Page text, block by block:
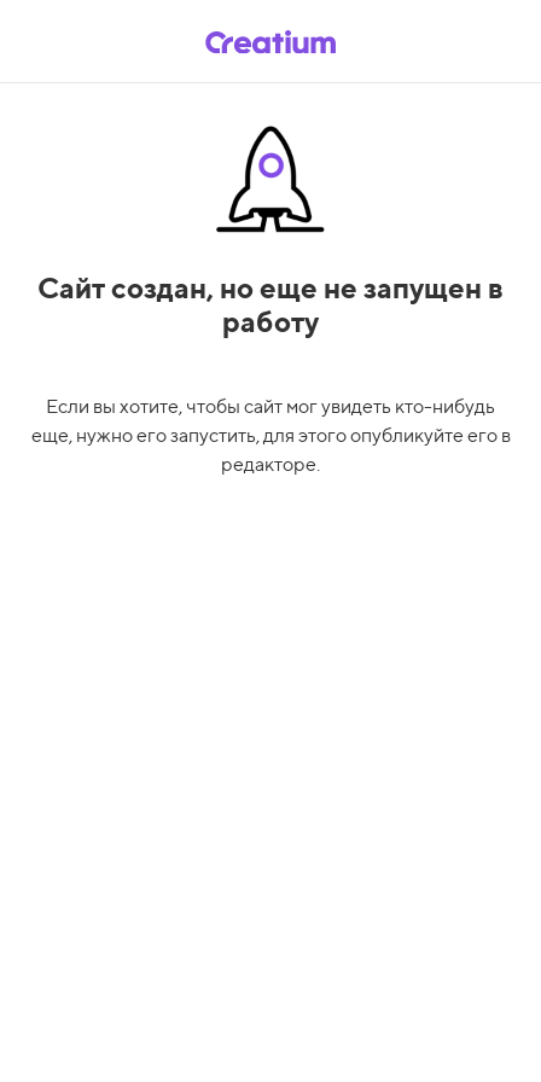
Сайт создан, но еще не запущен в
работу
Если вы хотите, чтобы сайт мог увидеть кто-нибудь
еще, нужно его запустить, для этого опубликуйте его в
редакторе.